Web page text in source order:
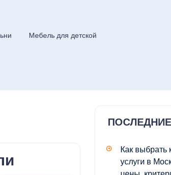
Мебель для детской
Как выбрать
услуги в